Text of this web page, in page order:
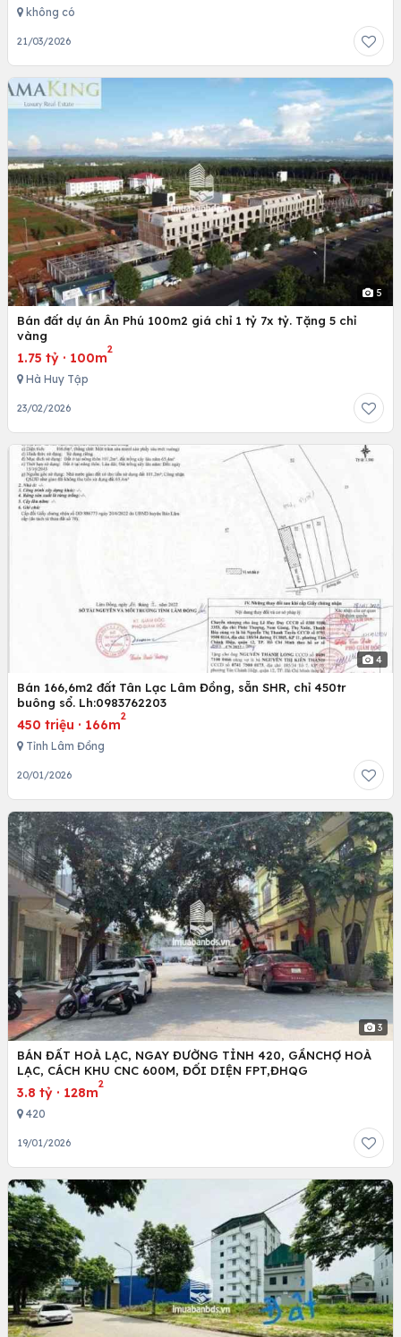
không có
21/03/2026
5
Bán đất dự án Ân Phú 100m2 giá chỉ 1 tỷ 7x tỷ. Tặng 5 chỉ
vàng
1.75 tỷ · 100m
2
Hà Huy Tập
23/02/2026
4
Bán 166,6m2 đất Tân Lạc Lâm Đồng, sẵn SHR, chỉ 450tr
buông sổ. Lh:0983762203
450 triệu · 166m
2
Tỉnh Lâm Đồng
20/01/2026
3
BÁN ĐẤT HOÀ LẠC, NGAY ĐƯỜNG TỈNH 420, GẦNCHỢ HOÀ
LẠC, CÁCH KHU CNC 600M, ĐỐI DIỆN FPT,ĐHQG
3.8 tỷ · 128m
2
420
19/01/2026